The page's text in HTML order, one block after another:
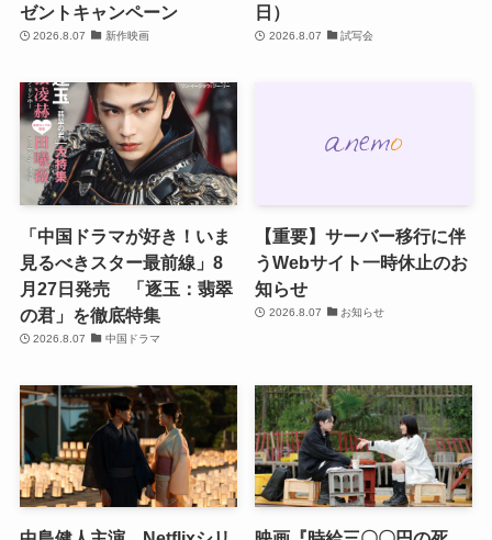
ゼントキャンペーン
2026.8.07 新作映画
日）
2026.8.07 試写会
「中国ドラマが好き！いま
見るべきスター最前線」8
月27日発売 「逐玉：翡翠
の君」を徹底特集
2026.8.07 中国ドラマ
【重要】サーバー移行に伴
うWebサイト一時休止のお
知らせ
2026.8.07 お知らせ